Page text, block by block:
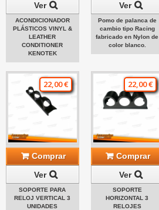
Ver
ACONDICIONADOR
PLÁSTICOS VINYL &
LEATHER
CONDITIONER
KENOTEK
Ver
Pomo de palanca de
cambio tipo Racing
fabricado en Nylon de
color blanco.
22,00 €
Comprar
Ver
SOPORTE PARA
RELOJ VERTICAL 3
UNIDADES
22,00 €
Comprar
Ver
SOPORTE
HORIZONTAL 3
RELOJES